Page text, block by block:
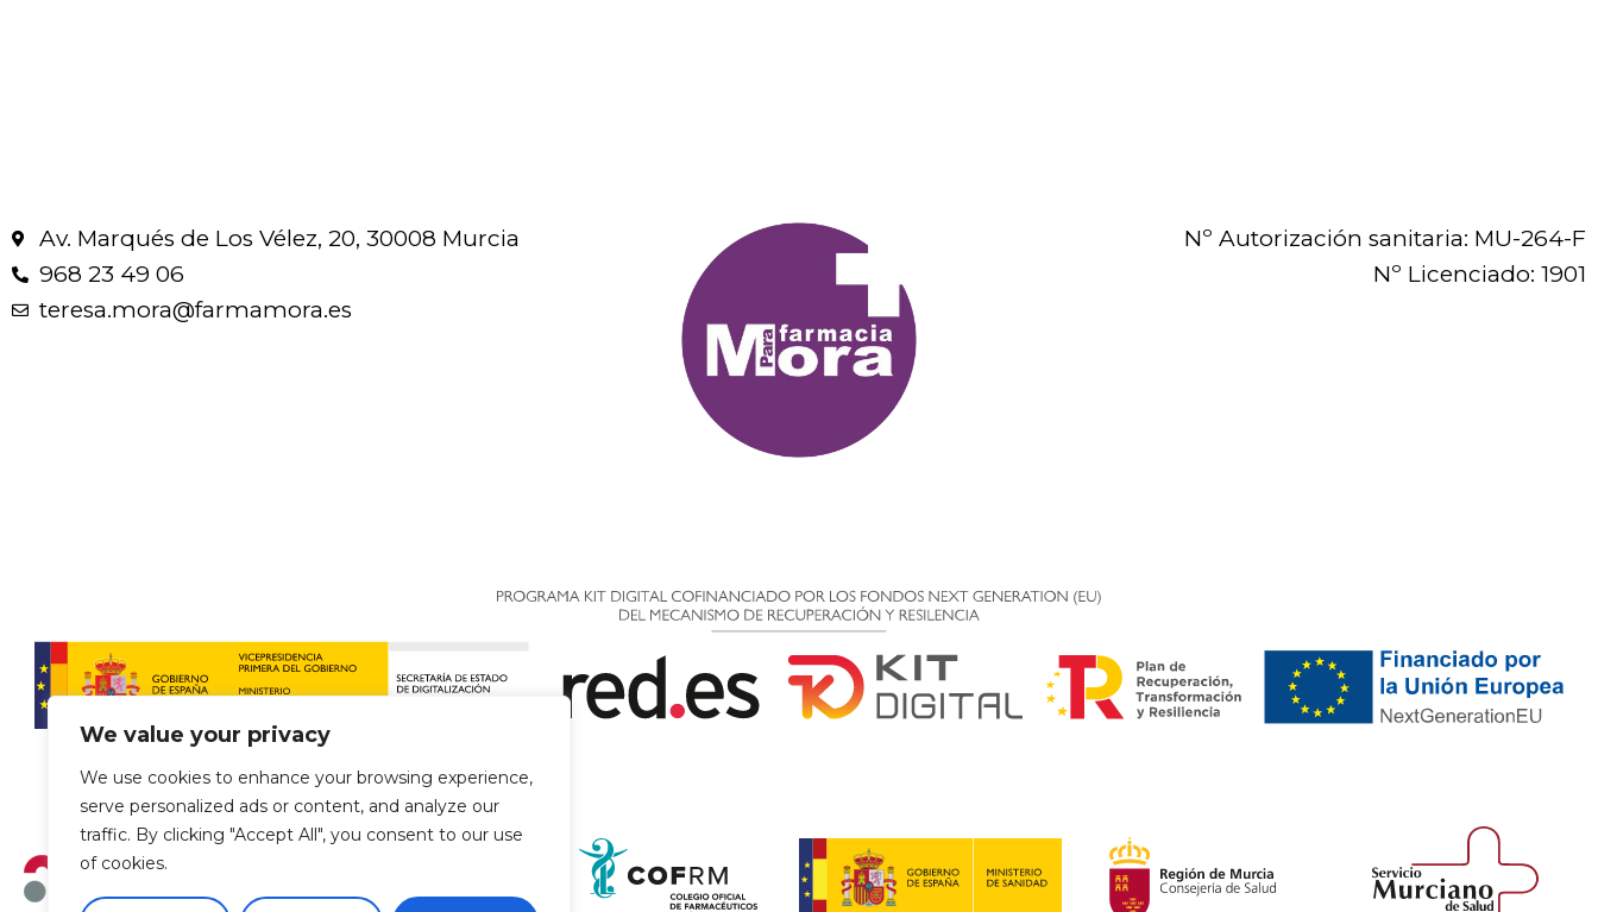
We value your privacy
We use cookies to enhance your browsing experience,
serve personalized ads or content, and analyze our
traffic. By clicking "Accept All", you consent to our use
of cookies.
Av. Marqués de Los Vélez, 20, 30008 Murcia
968 23 49 06
teresa.mora@farmamora.es
Nº Autorización sanitaria: MU-264-F
Nº Licenciado: 1901